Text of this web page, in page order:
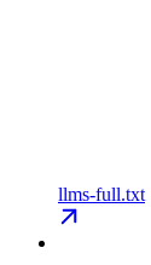
llms-full.txt